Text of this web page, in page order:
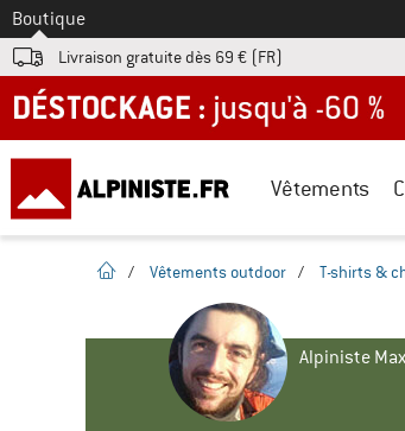
Vers le
Boutique
Livraison gratuite dès 69 € (FR)
DÉSTOCKAGE : jusqu'à -60 %
Vêtements
Page d'accueil
/ Vêtements outdoor / T-shirts &
Alpiniste Max